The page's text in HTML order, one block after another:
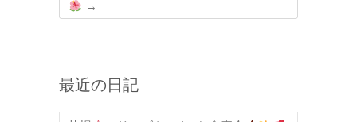
→
最近の日記